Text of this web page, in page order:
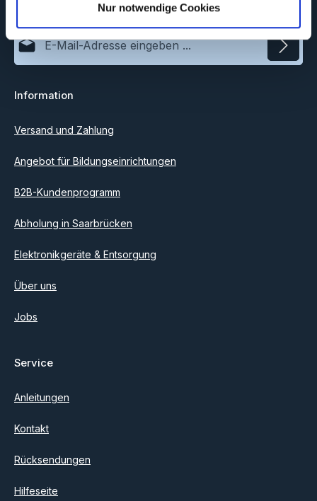
Nur notwendige Cookies
informiert zu werden.
E-Mail-Adresse*
Ich habe dieDatenschutzbestimmungen
einverstanden.
Information
Versand und Zahlung
Angebot für Bildungseinrichtungen
B2B-Kundenprogramm
Abholung in Saarbrücken
Elektronikgeräte & Entsorgung
Über uns
Jobs
Service
Anleitungen
Kontakt
Rücksendungen
Hilfeseite